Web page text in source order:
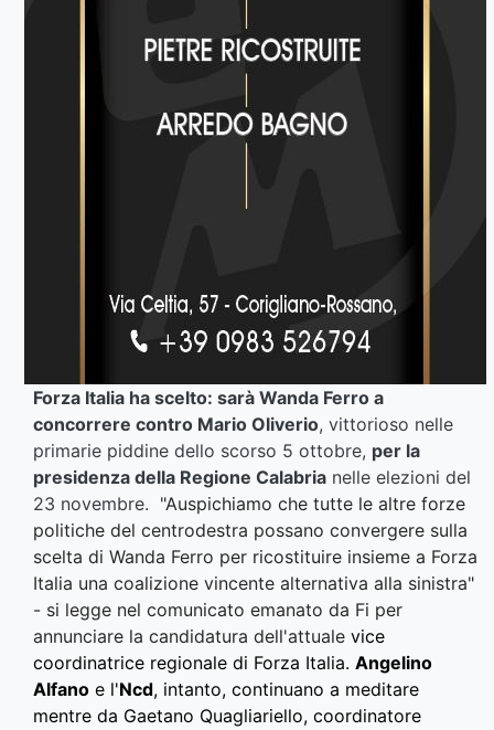
Forza Italia ha scelto: sarà Wanda Ferro a
concorrere contro Mario Oliverio, vittorioso nelle
primarie piddine dello scorso 5 ottobre, per la
presidenza della Regione Calabria nelle elezioni del
23 novembre. "Auspichiamo che tutte le altre forze
politiche del centrodestra possano convergere sulla
scelta di Wanda Ferro per ricostituire insieme a Forza
Italia una coalizione vincente alternativa alla sinistra"
- si legge nel comunicato emanato da Fi per
annunciare la candidatura dell'attuale vice
coordinatrice regionale di Forza Italia. Angelino
Alfano e l'Ncd, intanto, continuano a meditare
mentre da Gaetano Quagliariello, coordinatore